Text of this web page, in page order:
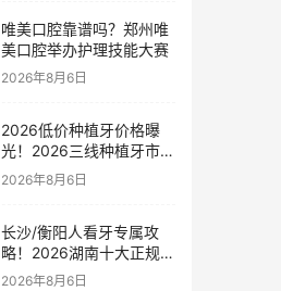
唯美口腔靠谱吗？郑州唯
美口腔举办护理技能大赛
2026年8月6日
2026低价种植牙价格曝
光！2026三线种植牙市场
竞争白皮书PDF下载
2026年8月6日
长沙/衡阳人看牙专属攻
略！2026湖南十大正规口
腔机构精准盘点！分清公
2026年8月6日